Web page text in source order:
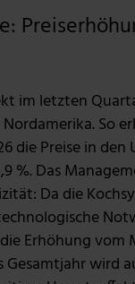
im letzten
So
die Preise in den
%. Das
Da die
Erhöhung vom
Gesamtjahr wird